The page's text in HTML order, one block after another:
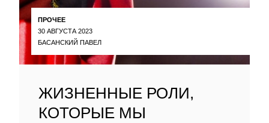
ПРОЧЕЕ
30 АВГУСТА 2023
БАСАНСКИЙ ПАВЕЛ
ЖИЗНЕННЫЕ РОЛИ,
КОТОРЫЕ МЫ